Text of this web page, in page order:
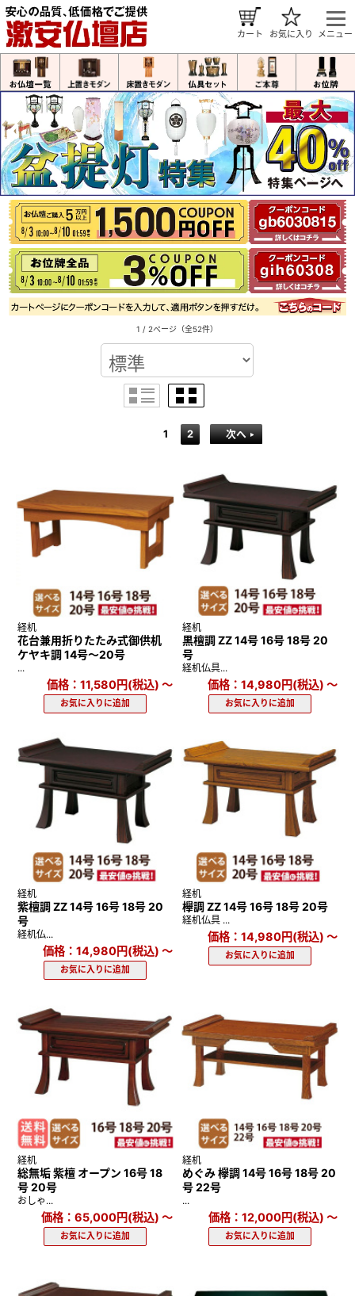
メニュー
お気に入り
カート
1 / 2ページ （全52件）
1 2 次へ
経机
花台兼用折りたたみ式御供机
ケヤキ調 14号～20号
...
価格：11,580円(税込) ～
経机
黒檀調 ZZ 14号 16号 18号 20
号
経机仏具...
価格：14,980円(税込) ～
経机
紫檀調 ZZ 14号 16号 18号 20
号
経机仏...
価格：14,980円(税込) ～
経机
欅調 ZZ 14号 16号 18号 20号
経机仏具 ...
価格：14,980円(税込) ～
経机
総無垢 紫檀 オープン 16号 18
号 20号
おしゃ...
価格：65,000円(税込) ～
経机
めぐみ 欅調 14号 16号 18号 20
号 22号
...
価格：12,000円(税込) ～